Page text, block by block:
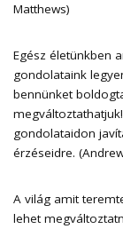
Matthews)
Egész életünkben
gondolataink
bennünket
gondolataidon
érzéseidre.
A világ amit
lehet